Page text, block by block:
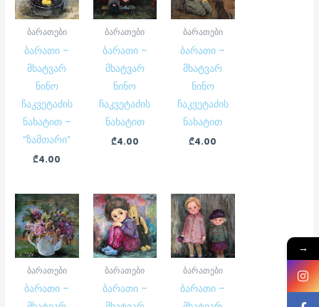
ბარათები
ბარათი –
მხატვარ
ნინო
ჩაკვეტაძის
ნახატით –
“ზამთარი”
₾4.00
ბარათები
ბარათი –
მხატვარ
ნინო
ჩაკვეტაძის
ნახატით
₾4.00
ბარათები
ბარათი –
მხატვარ
ნინო
ჩაკვეტაძის
ნახატით
₾4.00
ბარათები
ბარათი –
ბარათები
ბარათი –
ბარათები
ბარათი –
→